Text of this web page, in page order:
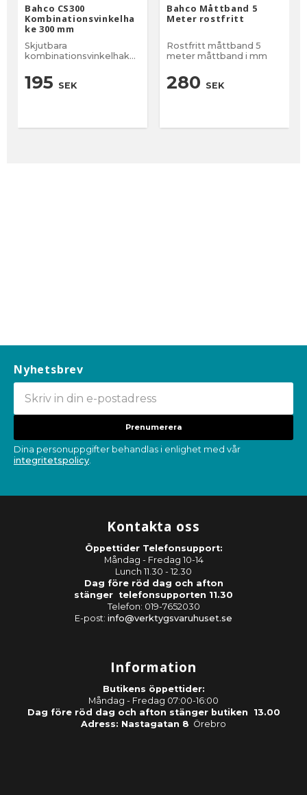
Bahco CS300
Kombinationsvinkelha
ke 300 mm
Skjutbara
kombinationsvinkelhakar
195 SEK
Bahco Måttband 5
Meter rostfritt
Rostfritt måttband 5
meter måttband i mm
280 SEK
Nyhetsbrev
Prenumerera
Dina personuppgifter behandlas i enlighet med vår
integritetspolicy.
Kontakta oss
Öppettider Telefonsupport:
Måndag - Fredag 10-14
Lunch 11.30 - 12.30
Dag före röd dag och afton
stänger telefonsupporten 11.30
Telefon: 019-7652030
E-post: info@verktygsvaruhuset.se
Information
Butikens öppettider:
Måndag - Fredag 07:00-16:00
Dag före röd dag och afton stänger butiken 13.00
Adress: Nastagatan 8 Örebro